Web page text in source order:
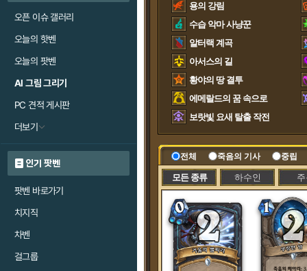
오픈 이슈 갤러리
오늘의 핫벤
오늘의 팟벤
AI 그림 그리기
PC 견적 게시판
더보기
인기 팟벤
팟벤 바로가기
치지직
차벤
걸그룹
용의 강림
수습 악마 사냥꾼
알터랙 계곡
아서스의 길
황야의 땅 결투
에메랄드의 꿈 속으로
보랏빛 요새 탈출 작전
전체 죽음의 기사 중립
모든 종류 하수인